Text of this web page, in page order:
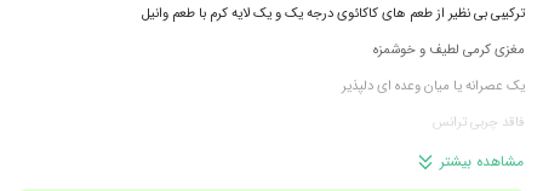
ترکیبی بی نظیر از طعم های کاکائوی درجه یک و یک لایه کرم با طعم وانیل
مغزی کرمی لطیف و خوشمزه
یک عصرانه یا میان وعده ای دلپذیر
فاقد چربی ترانس
110 گرم
مشاهده بیشتر